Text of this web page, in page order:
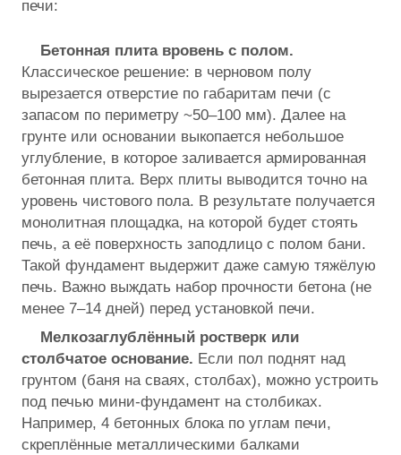
печи:
Бетонная плита вровень с полом.
Классическое решение: в черновом полу
вырезается отверстие по габаритам печи (с
запасом по периметру ~50–100 мм). Далее на
грунте или основании выкопается небольшое
углубление, в которое заливается армированная
бетонная плита. Верх плиты выводится точно на
уровень чистового пола. В результате получается
монолитная площадка, на которой будет стоять
печь, а её поверхность заподлицо с полом бани.
Такой фундамент выдержит даже самую тяжёлую
печь. Важно выждать набор прочности бетона (не
менее 7–14 дней) перед установкой печи.
Мелкозаглублённый ростверк или
столбчатое основание. Если пол поднят над
грунтом (баня на сваях, столбах), можно устроить
под печью мини-фундамент на столбиках.
Например, 4 бетонных блока по углам печи,
скреплённые металлическими балками